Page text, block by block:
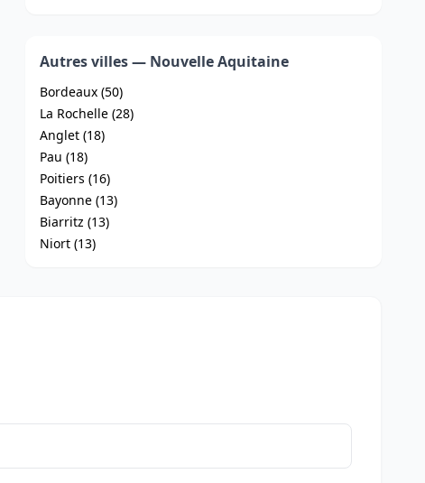
Autres villes — Nouvelle Aquitaine
Bordeaux (50)
La Rochelle (28)
Anglet (18)
Pau (18)
Poitiers (16)
Bayonne (13)
Biarritz (13)
Niort (13)